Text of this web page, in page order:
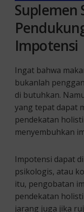
Suplemen
Impotensi
Ingat bahwa
bukanlah
di butuhkan.
yang tepat dapat
pendekatan
menyembuhkan
Impotensi dapat
psikologis, atau
itu, pengobatan
pendekatan
jarang juga jika